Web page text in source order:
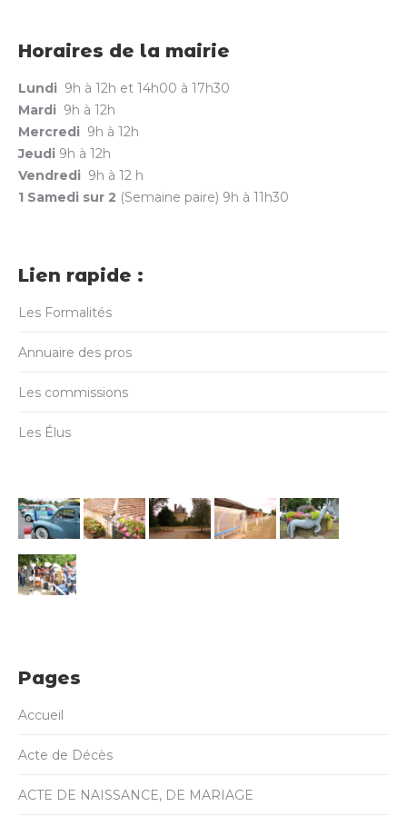
Horaires de la mairie
Lundi 9h à 12h et 14h00 à 17h30
Mardi 9h à 12h
Mercredi 9h à 12h
Jeudi 9h à 12h
Vendredi 9h à 12 h
1 Samedi sur 2 (Semaine paire) 9h à 11h30
Lien rapide :
Les Formalités
Annuaire des pros
Les commissions
Les Élus
Pages
Accueil
Acte de Décès
ACTE DE NAISSANCE, DE MARIAGE